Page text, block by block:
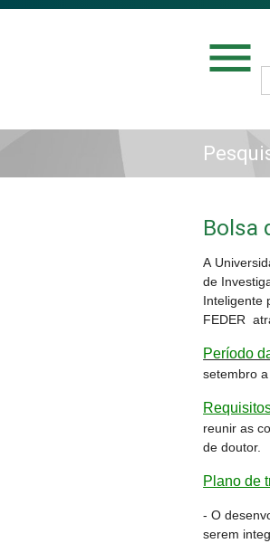
menu
Bolsa
A
de
Inteligente
FEDER
Período
setembro
reunir as
de doutor.
Plano de
- O
serem